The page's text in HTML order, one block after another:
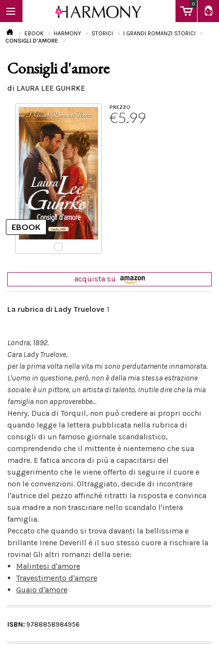
0
EBOOK
Calendario
EBOOK HARMONY STORICI
I GRANDI ROMANZI STORICI
CONSIGLI D'AMORE
Consigli d'amore
di LAURA LEE GUHRKE
PREZZO
€5.99
acquista su
La rubrica di Lady Truelove 1
Londra, 1892.
Cara Lady Truelove,
per la prima volta nella vita mi sono perdutamente innamorata.
L'uomo in questione, però, non è della mia stessa estrazione
sociale: è un pittore, un artista di talento. Inutile dire che la mia
famiglia non approverebbe...
Henry, Duca di Torquil, non può credere ai propri occhi
quando legge la lettera pubblicata nella rubrica di
consigli di un famoso giornale scandalistico,
comprendendo che il mittente è nientemeno che sua
madre. E fatica ancora di più a capacitarsi del
suggerimento che le viene offerto di seguire il cuore e
non le convenzioni. Oltraggiato, decide di incontrare
l'autrice del pezzo affinché ritratti la risposta e convinca
sua madre a non trascinare nello scandalo l'intera
famiglia.
Peccato che quando si trova davanti la bellissima e
brillante Irene Deverill è il suo stesso cuore a rischiare la
rovina! Gli altri romanzi della serie:
Malintesi d'amore
Travestimento d'amore
Guaio d'amore
ISBN: 9788858984956